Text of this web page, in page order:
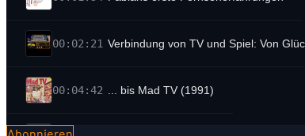
00:02:21 Verbindung von TV und Spiel: Von
00:04:42 ... bis Mad TV (1991)
Abonnieren